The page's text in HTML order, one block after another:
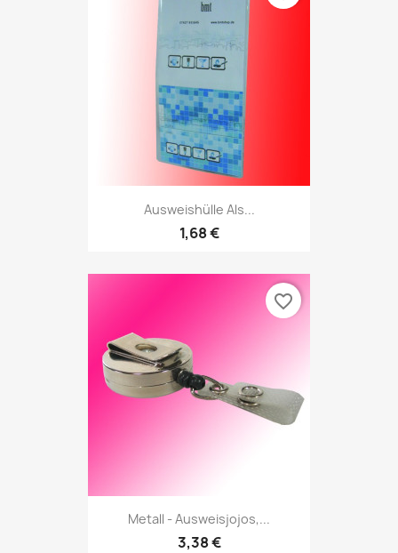
Ausweishülle Als...
1,68 €
Metall - Ausweisjojos,...
3,38 €
favorite_border